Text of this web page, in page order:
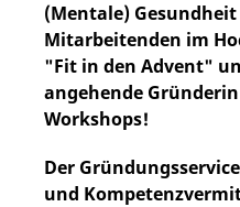
(Mentale)
Mitarbeitenden im
"Fit in den Advent"
angehende
Workshops!
Der
und